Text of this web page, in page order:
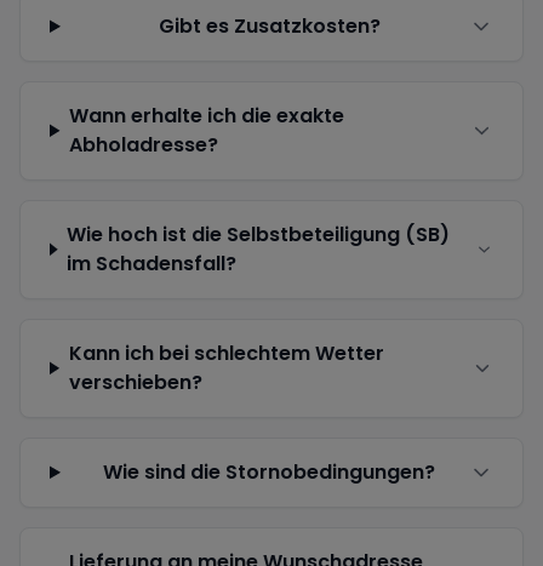
Gibt es Zusatzkosten?
Wann erhalte ich die exakte
Abholadresse?
Wie hoch ist die Selbstbeteiligung (SB)
im Schadensfall?
Kann ich bei schlechtem Wetter
verschieben?
Wie sind die Stornobedingungen?